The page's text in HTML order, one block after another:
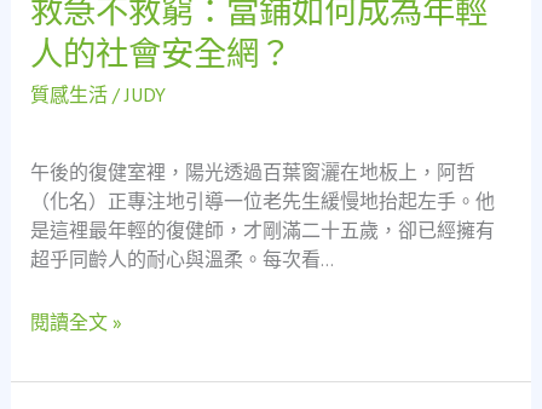
「救
急
不
的
社
會
安
網
救急不救窮：當鋪如何成為年輕
人的社會安全網？
質感生活/JUDY
午後的復健室裡，陽光透過百葉窗灑在地板上，阿哲
（化名）正專注地引導一位老先生緩慢地抬起左手。他
是這裡最年輕的復健師，才剛滿二十五歲，卻已經擁有
超乎同齡人的耐心與溫柔。每次看…
急
不
救
鋪
如
何
成
年
人
閱讀全文 »